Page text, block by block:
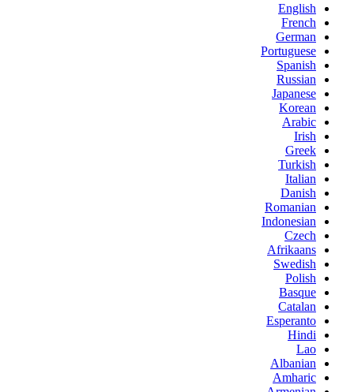
English
French
German
Portuguese
Spanish
Russian
Japanese
Korean
Arabic
Irish
Greek
Turkish
Italian
Danish
Romanian
Indonesian
Czech
Afrikaans
Swedish
Polish
Basque
Catalan
Esperanto
Hindi
Lao
Albanian
Amharic